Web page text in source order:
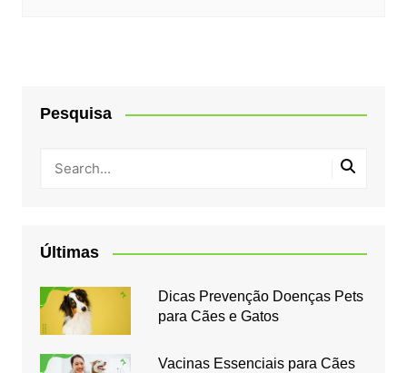
Pesquisa
Últimas
Dicas Prevenção Doenças Pets
para Cães e Gatos
Vacinas Essenciais para Cães